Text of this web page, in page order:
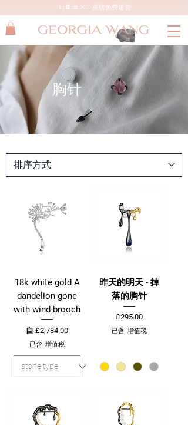
订单满 300 英镑免费送货
胸针
18k white gold A
dandelion gone
with wind brooch
自 £2,784.00
促銷價格
已含 增值税
昨天的明天 - 掉
落的胸针
價格
£295.00
已含 增值税